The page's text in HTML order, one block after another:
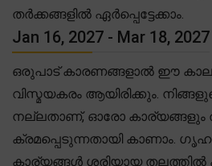
തർക്കങ്ങളിൽ ഏർപ്പെട്ടേക്കാം.
Jan 16, 2027 - Mar 18, 2027
ഒരുപാട് കാരണങ്ങളാൽ ഈ
വിസ്മയകരം ആയിരിക്കും.
നല്ലതാണ്, ഓരോ കാര്യങ്ങളും
ക്രമപ്പെടുന്നതായി കാണാം.
കാര്യങ്ങൾ ശരിയായ